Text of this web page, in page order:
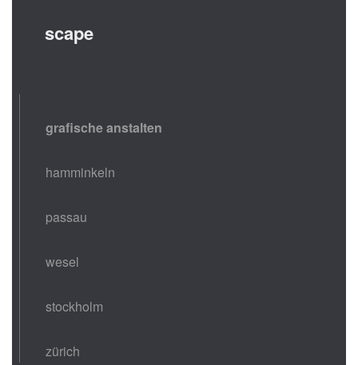
scape
grafische anstalten
hamminkeln
passau
wesel
stockholm
zürich